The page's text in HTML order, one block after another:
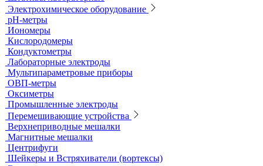
Титраторы
Ультразвуковые ванны и мойки
Устройства для сушки посуды
Холодильники лабораторные
Шкафы общелабораторные
Штативы лабораторные
Электрохимическое оборудование
pH-метры